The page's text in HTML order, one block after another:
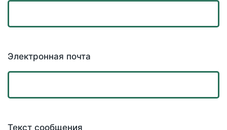
Электронная почта
Текст сообщения